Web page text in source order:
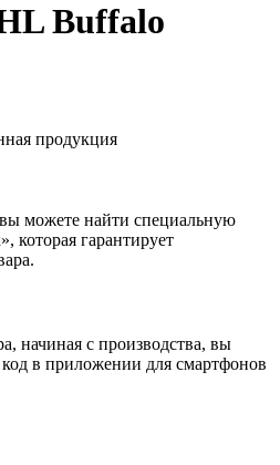
Buffalo
продукция
можете найти специальную
которая гарантирует
начиная с производства, вы
в приложении для смартфонов